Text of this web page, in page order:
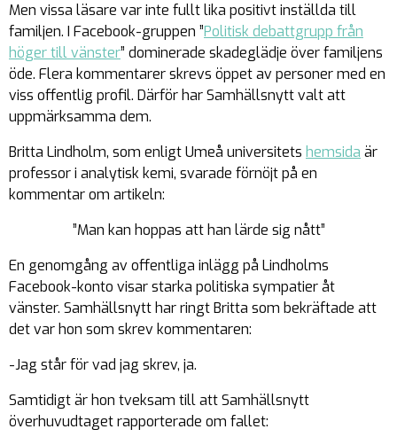
Men vissa läsare var inte fullt lika positivt inställda till
familjen. I Facebook-gruppen ”Politisk debattgrupp från
höger till vänster” dominerade skadeglädje över familjens
öde. Flera kommentarer skrevs öppet av personer med en
viss offentlig profil. Därför har Samhällsnytt valt att
uppmärksamma dem.
Britta Lindholm, som enligt Umeå universitets hemsida är
professor i analytisk kemi, svarade förnöjt på en
kommentar om artikeln:
”Man kan hoppas att han lärde sig nått”
En genomgång av offentliga inlägg på Lindholms
Facebook-konto visar starka politiska sympatier åt
vänster. Samhällsnytt har ringt Britta som bekräftade att
det var hon som skrev kommentaren:
-Jag står för vad jag skrev, ja.
Samtidigt är hon tveksam till att Samhällsnytt
överhuvudtaget rapporterade om fallet: